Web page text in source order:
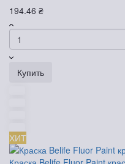
194.46 ₴
Купить
ХИТ